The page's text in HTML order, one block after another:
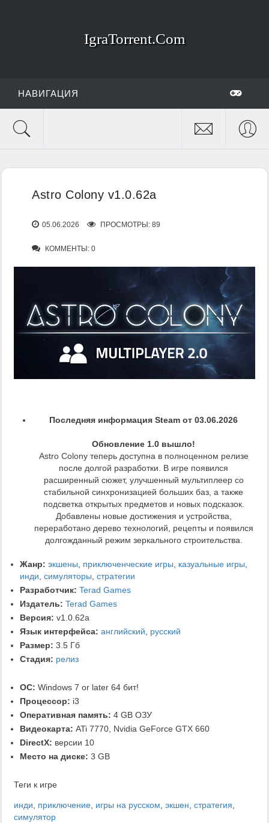
IgraTorrent.Com
НАВИГАЦИЯ
Astro Colony v1.0.62a
05.06.2026 ПРОСМОТРЫ: 89
КОММЕНТЫ: 0
Последняя информация Steam от 03.06.2026
Обновление 1.0 вышло!
Astro Colony теперь доступна в полноценном релизе
после долгой разработки. В игре появился
расширенный сюжет, улучшенный мультиплеер со
стабильной синхронизацией больших баз, а также
подсветка открытых предметов и новых подсказок.
Добавлены новые достижения и устройства,
переработано дерево технологий, рецепты и появился
долгожданный режим зеркального строительства.
Жанр: экшены, приключенческие игры, казуальные игры,
инди, симуляторы, стратегии
Разработчик: Terad Games
Издатель: Terad Games
Версия: v1.0.62a
Язык интерфейса: английский, русский
Размер: 3.5 Гб
Стадия: релиз
ОС: Windows 7 or later 64 бит!
Процессор: i3
Оперативная память: 4 GB ОЗУ
Видеокарта: ATi 7770, Nvidia GeForce GTX 660
DirectX: версии 10
Место на диске: 3 GB
Теги к игре
инди, приключение, игры на русском, экшен, стратегия,
симулятор